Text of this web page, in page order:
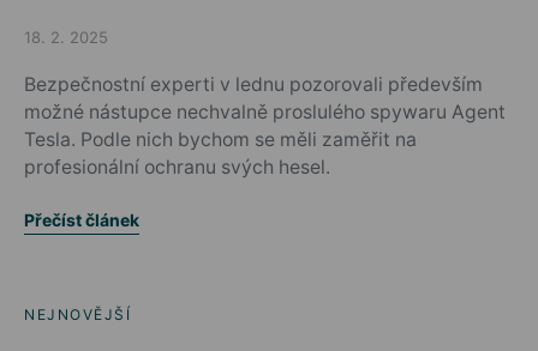
Posted on
18. 2. 2025
Bezpečnostní experti v lednu pozorovali především
možné nástupce nechvalně proslulého spywaru Agent
Tesla. Podle nich bychom se měli zaměřit na
profesionální ochranu svých hesel.
Přečíst článek
NEJNOVĚJŠÍ